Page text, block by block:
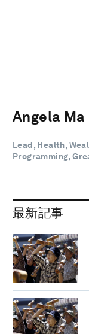
Angela Ma
Lead, Health,
Programming,
最新記事